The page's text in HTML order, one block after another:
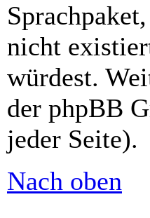
nicht
würdest.
der phpBB
jeder Seite).
Nach oben